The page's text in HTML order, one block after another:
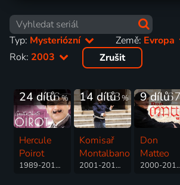
Typ: Mysteriózní Země: Evropa
Rok: 2003 Zrušit
86%
24 dílů
Hercule
Poirot
1989-2014 | Velká Británie | Thriller, Drama, Krimi, Mysteriózní, Rodinný
83%
14 dílů
Komisař
Montalbano
2001-2013 | Itálie | Krimi, Drama, Mysteriózní
9 dílů
Don
Matteo
2000-2011 | Itálie | Krimi,